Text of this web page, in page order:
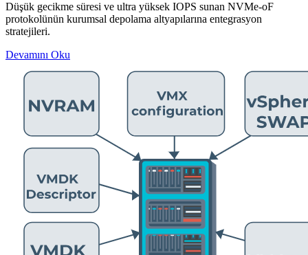
Düşük gecikme süresi ve ultra yüksek IOPS sunan NVMe-oF
protokolünün kurumsal depolama altyapılarına entegrasyon
stratejileri.
Devamını Oku